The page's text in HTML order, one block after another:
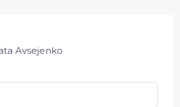
Avsejenko